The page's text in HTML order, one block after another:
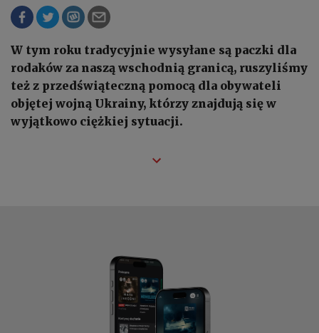
W tym roku tradycyjnie wysyłane są paczki dla
rodaków za naszą wschodnią granicą, ruszyliśmy
też z przedświąteczną pomocą dla obywateli
objętej wojną Ukrainy, którzy znajdują się w
wyjątkowo ciężkiej sytuacji.